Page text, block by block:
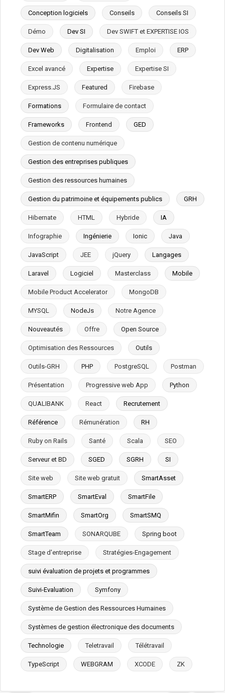
Conception logiciels Conseils Conseils SI
Démo Dev SI Dev SWIFT et EXPERTISE IOS
Dev Web Digitalisation Emploi ERP
Excel avancé Expertise Expertise SI
Express.JS Featured Firebase
Formations Formulaire de contact
Frameworks Frontend GED
Gestion de contenu numérique
Gestion des entreprises publiques
Gestion des ressources humaines
Gestion du patrimoine et équipements publics GRH
Hibernate HTML Hybride IA
Infographie Ingénierie Ionic Java
JavaScript JEE jQuery Langages
Laravel Logiciel Masterclass Mobile
Mobile Product Accelerator MongoDB
MYSQL NodeJs Notre Agence
Nouveautés Offre Open Source
Optimisation des Ressources Outils
Outils-GRH PHP PostgreSQL Postman
Présentation Progressive web App Python
QUALIBANK React Recrutement
Référence Rémunération RH
Ruby on Rails Santé Scala SEO
Serveur et BD SGED SGRH SI
Site web Site web gratuit SmartAsset
SmartERP SmartEval SmartFile
SmartMifin SmartOrg SmartSMQ
SmartTeam SONARQUBE Spring boot
Stage d'entreprise Stratégies-Engagement
suivi évaluation de projets et programmes
Suivi-Evaluation Symfony
Système de Gestion des Ressources Humaines
Systèmes de gestion électronique des documents
Technologie Teletravail Télétravail
TypeScript WEBGRAM XCODE ZK